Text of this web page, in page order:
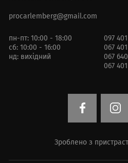
procarlemberg@gmail.com
пн-пт: 10:00 - 18:00
сб: 10:00 - 16:00
нд: вихідний
097
067
067
067
Зроблено з